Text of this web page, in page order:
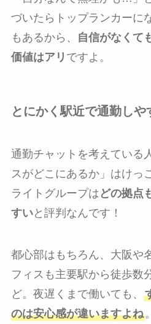
づいたらトップランカーに
もあるから、
自信がなくて
価値はアリ ですよ。
とにかく駅近で通勤しや
通勤チャットを考えている
スがどこにあるか」はけっ
ライトグループは どの拠点
すいと評判なんです！
都心部はもちろん、大阪や
フィスも主要駅から徒歩数
ど。夜遅くまで働いても、
のは安心感が違いますよね。